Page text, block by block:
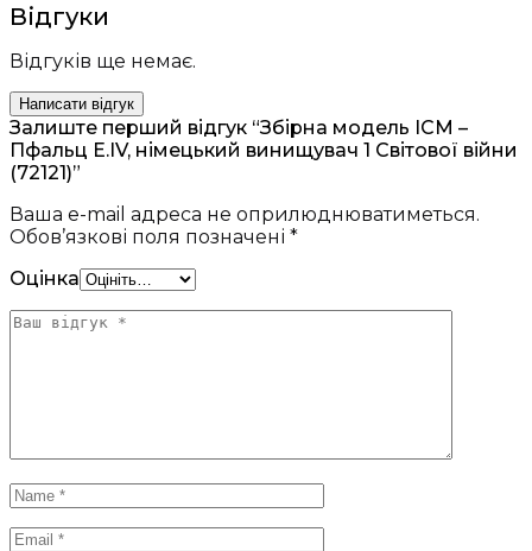
Відгуки
Відгуків ще немає.
Написати відгук
Залиште перший відгук “Збірна модель ICM –
Пфальц Е.IV, німецький винищувач 1 Світової війни
(72121)”
Ваша e-mail адреса не оприлюднюватиметься.
Обов’язкові поля позначені *
Оцінка